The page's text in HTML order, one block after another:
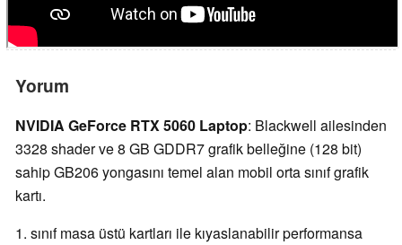
Yorum
NVIDIA GeForce RTX 5060 Laptop: Blackwell ailesinden
3328 shader ve 8 GB GDDR7 grafik belleğine (128 bit)
sahip GB206 yongasını temel alan mobil orta sınıf grafik
kartı.
1. sınıf masa üstü kartları ile kıyaslanabilir performansa